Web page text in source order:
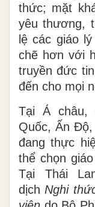
thức; mặt
yêu thương,
lệ các giáo
chẽ hơn với
truyền đức
đến cho mọi
Tại Á châu,
Quốc, Ấn
đang thực
thể chọn
Tại Thái
dịch Nghi